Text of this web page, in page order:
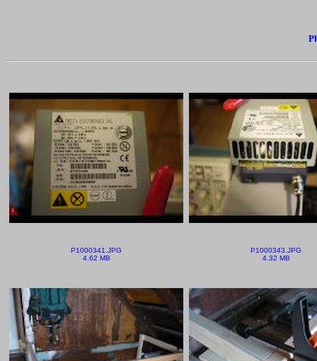
P1000341.JPG
4.62 MB
P1000343.JPG
4.32 MB